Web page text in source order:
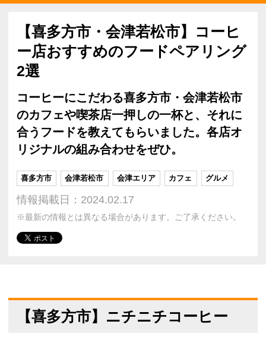
【喜多方市・会津若松市】コーヒ
ー店おすすめのフードペアリング
2選
コーヒーにこだわる喜多方市・会津若松市
のカフェや喫茶店一押しの一杯と、それに
合うフードを教えてもらいました。各店オ
リジナルの組み合わせをぜひ。
喜多方市 会津若松市 会津エリア カフェ グルメ
情報掲載日：2024.02.17
※最新の情報とは異なる場合があります。ご了承ください。
【喜多方市】ニチニチコーヒー